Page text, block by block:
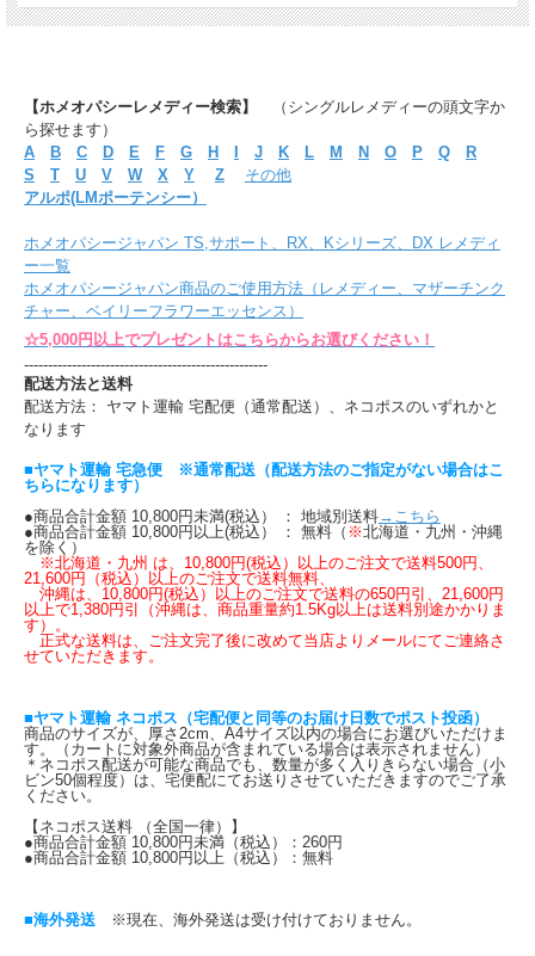
【ホメオパシーレメディー検索】
（シングルレメディーの頭文字か
ら探せます）
A
B C D E F G H J K L M N O P Q
R
S
T U V W X Y Z
その他
アルポ(LMポーテンシー）
ホメオパシージャパン TS,サポート、RX、Kシリーズ、DX レメディ
ー一覧
ホメオパシージャパン商品のご使用方法（レメディー、マザーチンク
チャー、ベイリーフラワーエッセンス）
☆5,000円以上でプレゼントはこちらからお選びください！
---------------------------------------------------
配送方法と送料
配送方法： ヤマト運輸 宅配便（通常配送）、ネコポスのいずれかと
なります
■ヤマト運輸 宅急便 ※通常配送（配送方法のご指定がない場合はこ
ちらになります）
●商品合計金額 10,800円未満(税込） ： 地域別送料→こちら
●商品合計金額 10,800円以上(税込） ： 無料（ ※北海道・九州・沖縄
を除く）
※北海道・九州 は、10,800円(税込）以上のご注文で送料500円、
21,600円（税込）以上のご注文で送料無料、
沖縄は、10,800円(税込）以上のご注文で送料の650円引、21,600円
以上で1,380円引（沖縄は、商品重量約1.5Kg以上は送料別途かかりま
す）。
正式な送料は、ご注文完了後に改めて当店よりメールにてご連絡さ
せていただきます。
■ヤマト運輸 ネコポス（宅配便と同等のお届け日数でポスト投函）
商品のサイズが、厚さ2cm、A4サイズ以内の場合にお選びいただけま
す。（カートに対象外商品が含まれている場合は表示されません）
＊ネコポス配送が可能な商品でも、数量が多く入りきらない場合（小
ビン50個程度）は、宅便配にてお送りさせていただきますのでご了承
ください。
【ネコポス送料 （全国一律）】
●商品合計金額 10,800円未満（税込）：260円
●商品合計金額 10,800円以上（税込）：無料
■海外発送 ※現在、海外発送は受け付けておりません。